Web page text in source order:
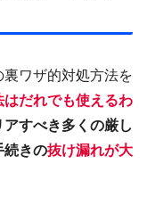
ワザ的対処方法を
はだれでも使えるわ
すべき多くの厳し
続きの抜け漏れが大